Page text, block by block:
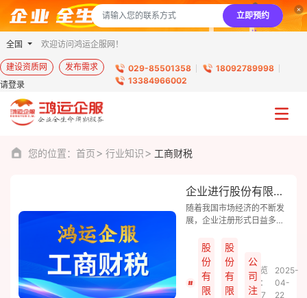
立即预约
全国 欢迎访问鸿运企服网！
建设资质网
发布需求
请登录
029-85501358
18092789998
13384966002
您的位置： 首页 行业知识 工商财税
企业进行股份有限公司注册有什么好处？
随着我国市场经济的不断发
展，企业注册形式日益多样
重要的企业组织形式，在市
场经济中发挥着举足轻重的
作用。鸿运企服小编将从以
下几个方面阐述股份有限公
司注册的原因。
股
份
有
限
股
份
有
限
公
司
注
浏览
量：
877
2025-
04-
22